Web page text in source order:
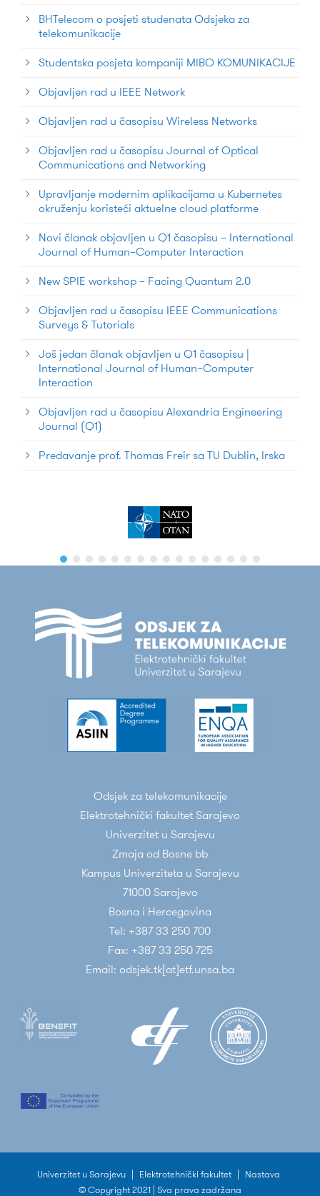
BHTelecom o posjeti studenata Odsjeka za
telekomunikacije
Studentska posjeta kompaniji MIBO KOMUNIKACIJE
Objavljen rad u IEEE Network
Objavljen rad u časopisu Wireless Networks
Objavljen rad u časopisu Journal of Optical
Communications and Networking
Upravljanje modernim aplikacijama u Kubernetes
okruženju koristeći aktuelne cloud platforme
Novi članak objavljen u Q1 časopisu – International
Journal of Human–Computer Interaction
New SPIE workshop – Facing Quantum 2.0
Objavljen rad u časopisu IEEE Communications
Surveys & Tutorials
Još jedan članak objavljen u Q1 časopisu |
International Journal of Human–Computer
Interaction
Objavljen rad u časopisu Alexandria Engineering
Journal (Q1)
Predavanje prof. Thomas Freir sa TU Dublin, Irska
Odsjek za telekomunikacije
Elektrotehnički fakultet Sarajevo
Univerzitet u Sarajevu
Zmaja od Bosne bb
Kampus Univerziteta u Sarajevu
71000 Sarajevo
Bosna i Hercegovina
Tel: +387 33 250 700
Fax: +387 33 250 725
Email: odsjek.tk[at]etf.unsa.ba
Univerzitet u Sarajevu | Elektrotehnički fakultet | Nastava
© Copyright 2021 | Sva prava zadržana